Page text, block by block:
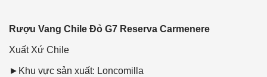
Rượu Vang Chile Đỏ G7 Reserva Carmenere
Xuất Xứ Chile
►Khu vực sản xuất: Loncomilla